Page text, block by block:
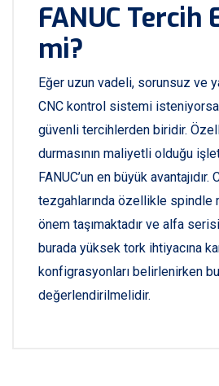
FANUC Tercih
mi?
Eğer uzun vadeli, sorunsuz ve
CNC kontrol sistemi
güvenli tercihlerden biridir.
durmasının maliyetli olduğu
FANUC’un en büyük avantajıdır.
tezgahlarında özellikle spindle
önem taşımaktadır ve alfa
burada yüksek tork ihtiyacına
konfigrasyonları belirlenirken
değerlendirilmelidir.